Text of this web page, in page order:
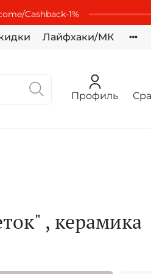
Cashbaсk-1%
Лайфхаки/МК
Профиль
, керамика